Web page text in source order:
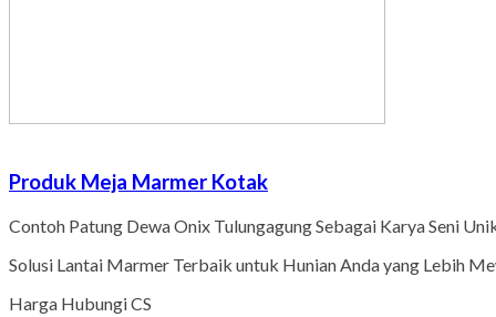
Produk Meja Marmer Kotak
Contoh Patung Dewa Onix Tulungagung Sebagai Karya Seni
Solusi Lantai Marmer Terbaik untuk Hunian Anda yang Lebih
Harga Hubungi CS